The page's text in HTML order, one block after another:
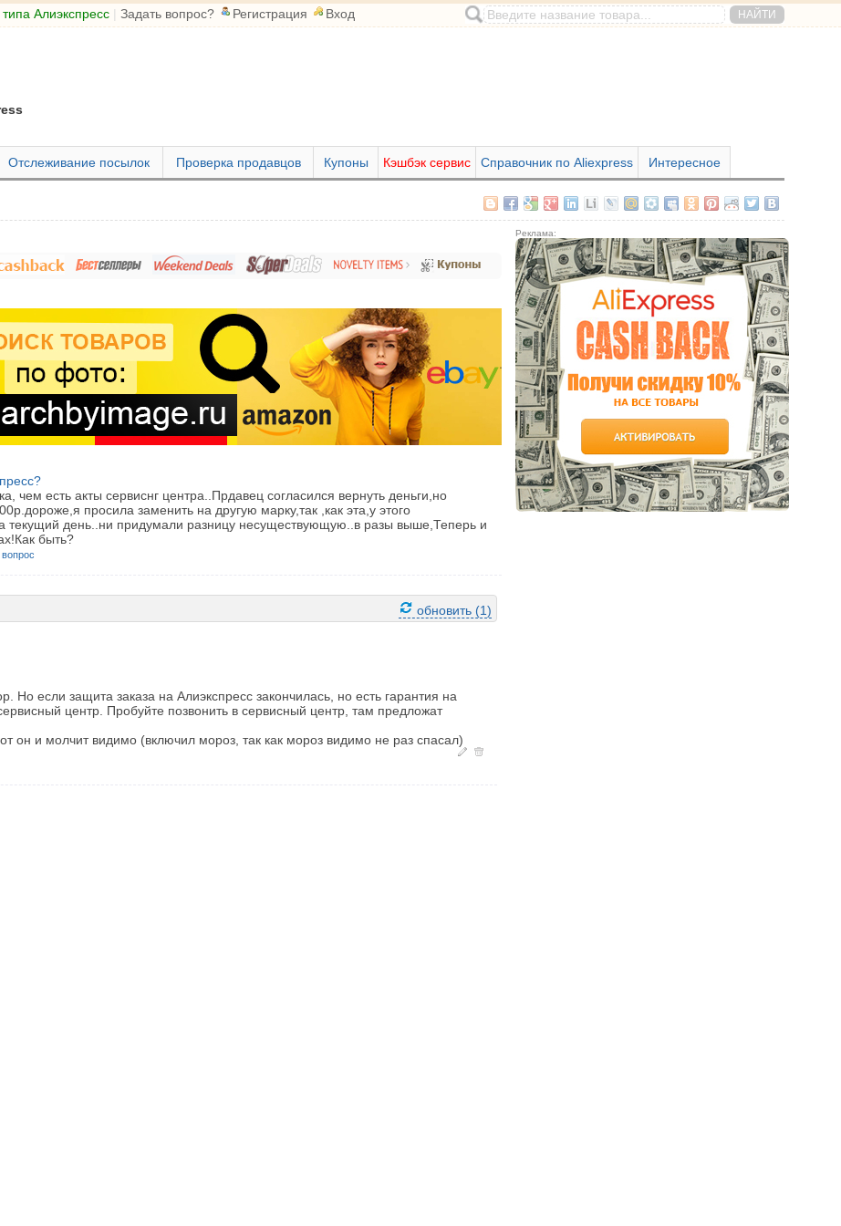
Алиэкспресс | Задать вопрос? Регистрация Вход
Отслеживание посылок Проверка продавцов Купоны Кэшбэк сервис Справочник по Aliexpress Интересное
чем есть акты сервиснг центра..Прдавец согласился вернуть деньги,но
просила заменить на другую марку,так ,как эта,у этого
текущий день..ни придумали разницу несуществующую..в разы выше,Теперь и
быть?
обновить (1)
если защита заказа на Алиэкспресс закончилась, но есть гарантия на
центр. Пробуйте позвонить в сервисный центр, там предложат
он и молчит видимо (включил мороз, так как мороз видимо не раз спасал)
Реклама: